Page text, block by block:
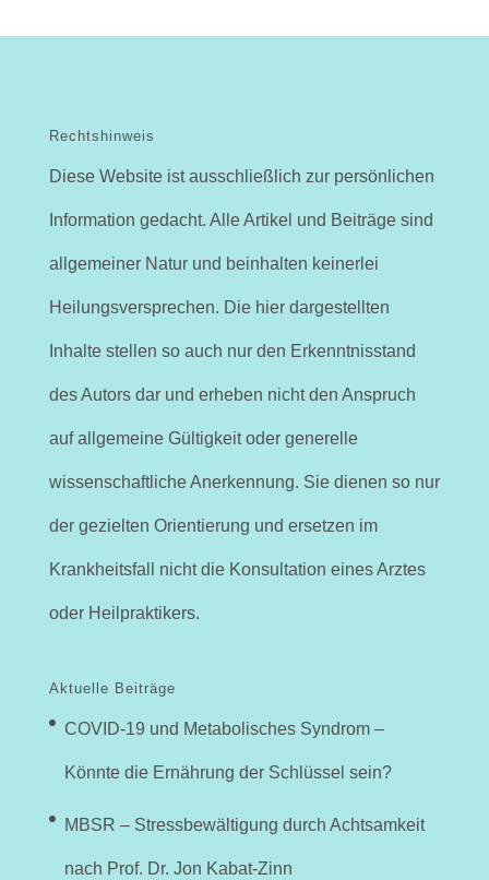
Rechtshinweis
Diese Website ist ausschließlich zur persönlichen
Information gedacht. Alle Artikel und Beiträge sind
allgemeiner Natur und beinhalten keinerlei
Heilungsversprechen. Die hier dargestellten
Inhalte stellen so auch nur den Erkenntnisstand
des Autors dar und erheben nicht den Anspruch
auf allgemeine Gültigkeit oder generelle
wissenschaftliche Anerkennung. Sie dienen so nur
der gezielten Orientierung und ersetzen im
Krankheitsfall nicht die Konsultation eines Arztes
oder Heilpraktikers.
Aktuelle Beiträge
COVID-19 und Metabolisches Syndrom –
Könnte die Ernährung der Schlüssel sein?
MBSR – Stressbewältigung durch Achtsamkeit
nach Prof. Dr. Jon Kabat-Zinn